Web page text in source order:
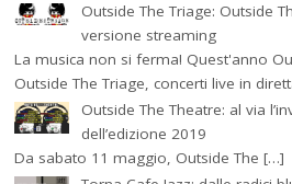
Outside The Triage: Outside
versione streaming
La musica non si ferma! Quest'anno
Outside The Triage, concerti live in
Outside The Theatre: al via
dell’edizione 2019
Da sabato 11 maggio, Outside The […]